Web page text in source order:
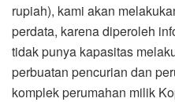
rupiah), kami akan
perdata, karena diperoleh
tidak punya kapasitas
perbuatan pencurian dan
komplek perumahan milik